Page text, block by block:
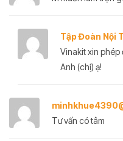
Tập Đoàn Nội
Vinakit xin phép
Anh (chị) ạ!
Tư vấn có tâm